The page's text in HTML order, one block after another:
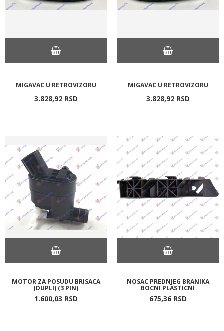
MIGAVAC U RETROVIZORU
3.828,92 RSD
MIGAVAC U RETROVIZORU
3.828,92 RSD
MOTOR ZA POSUDU BRISACA
(DUPLI) (3 PIN)
1.600,03 RSD
NOSAC PREDNJEG BRANIKA
BOCNI PLASTICNI
675,36 RSD